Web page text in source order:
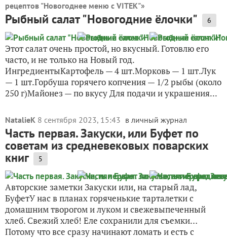
рецептов "Новогоднее меню с VITEK"»
Рыбный салат "Новогодние ёлочки" 6
Этот салат очень простой, но вкусный. Готовлю его
часто, и не только на Новый год.
ИнгредиентыКартофель — 4 шт.Морковь — 1 шт.Лук
— 1 шт.Горбуша горячего копчения — 1/2 рыбы (около
250 г)Майонез — по вкусу Для подачи и украшения...
NatalieK 8 сентября 2023, 15:43 в личный журнал
Часть первая. Закуски, или Буфет по
советам из средневековых поварских
книг 5
Авторские заметки Закуски или, на старый лад,
БуфетУ нас в планах горяченькие тарталетки с
домашним творогом и луком и свежевыпеченный
хлеб. Свежий хлеб! Еле сохранили для съемки…
Потому что все сразу начинают ломать и есть с